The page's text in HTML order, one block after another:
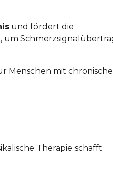
und fördert die
um
Menschen mit
Therapie schafft